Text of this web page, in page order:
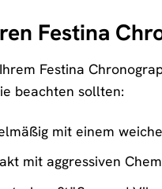
Festina
Festina
beachten sollten:
mit einem
mit aggressiven